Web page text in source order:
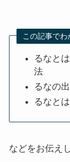
この記事でわ
るなと
法
るなの
るなと
などをお伝え